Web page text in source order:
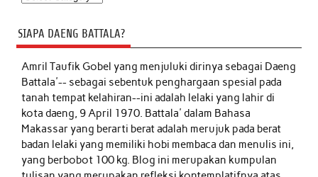
SIAPA DAENG BATTALA?
Amril Taufik Gobelyang menjuluki dirinya sebagai Daeng
Battala'-- sebagai sebentuk penghargaan spesial pada
tanah tempat kelahiran--ini adalah lelaki yang lahir di
kota daeng, 9 April 1970. Battala' dalam Bahasa
Makassar yang berarti berat adalah merujuk pada berat
badan lelaki yang memiliki hobi membaca dan menulis ini,
yang berbobot 100 kg. Blog ini merupakan kumpulan